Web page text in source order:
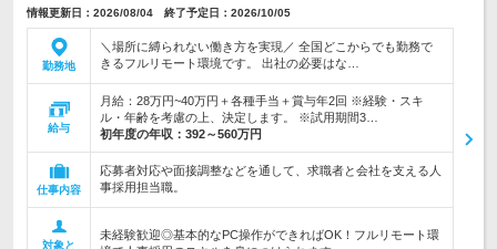
情報更新日：2026/08/04 終了予定日：2026/10/05
勤務地
＼場所に縛られない働き方を実現／ 全国どこからでも勤務で
きるフルリモート環境です。 出社の必要はな…
給与
月給：28万円~40万円＋各種手当＋賞与年2回 ※経験・スキ
ル・年齢を考慮の上、決定します。 ※試用期間3…
初年度の年収： 392～560万円
仕事内容
応募者対応や面接調整などを通して、求職者と会社を支える人
事採用担当職。
対象と
未経験歓迎◎基本的なPC操作ができればOK！フルリモート環